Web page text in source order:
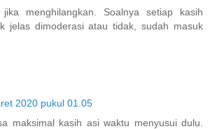
menghilangkan. Soalnya setiap kasih
jelas dimoderasi atau tidak, sudah masuk
2020 pukul 01.05
maksimal kasih asi waktu menyusui dulu.